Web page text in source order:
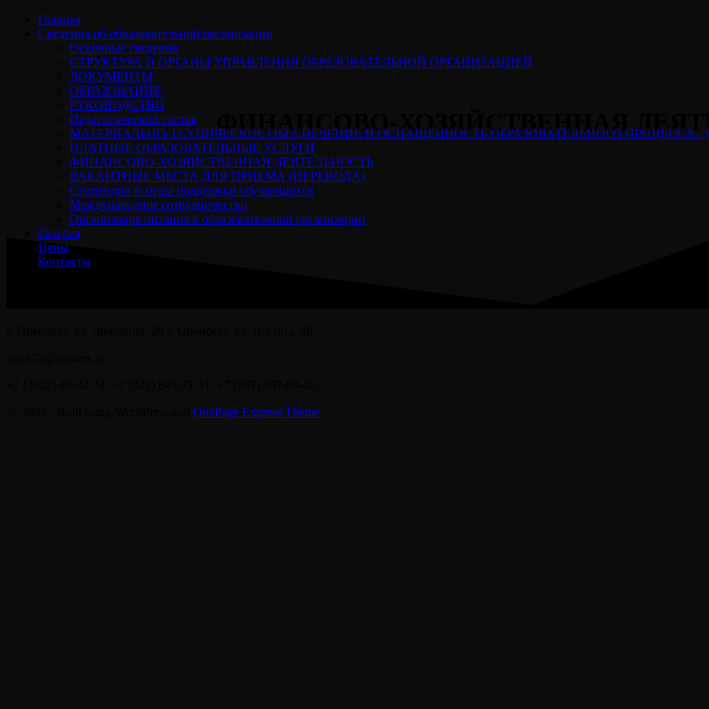
Перейти
содержимому
Главная
Сведения об образовательной организации
Основные сведения
СТРУКТУРА И ОРГАНЫ УПРАВЛЕНИЯ ОБРАЗОВАТЕЛЬНОЙ ОРГАНИЗАЦИЕЙ
ДОКУМЕНТЫ
ОБРАЗОВАНИЕ
РУКОВОДСТВО
Педагогический состав
МАТЕРИАЛЬНО-ТЕХНИЧЕСКОЕ ОБЕСПЕЧЕНИЕ И ОСНАЩЕННОСТЬ ОБРАЗОВАТЕЛЬНОГО ПРОЦЕССА.
ПЛАТНЫЕ ОБРАЗОВАТЕЛЬНЫЕ УСЛУГИ
ФИНАНСОВО-ХОЗЯЙСТВЕННАЯ ДЕЯТЕЛЬНОСТЬ
ВАКАНТНЫЕ МЕСТА ДЛЯ ПРИЕМА (ПЕРЕВОДА)
Стипендии и меры поддержки обучающихся
Международное сотрудничество
Организация питания в образовательной организации
Галерея
Цены
Контакты
ФИНАНСОВО-ХОЗЯЙСТВЕННАЯ
OnePage Express Theme